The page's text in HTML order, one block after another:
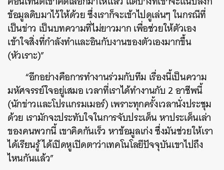
ข้อมูลดิบมาไว้ให้ด้วย ซึ่งเราก็จะเข้าไปดูเล่นๆ ในกรณีที่
เป็นข่าว เป็นบทความที่ไม่ยาวมาก เพื่อช่วยให้ตัวเอง
เข้าใจสิ่งที่กำลังทำและอินกับงานของตัวเองมากขึ้น
(หัวเราะ)”
“อีกอย่างคือการทำงานร่วมกับทีม เรื่องนี้เป็นความ
มหัศจรรย์ใจอยู่เสมอ เวลาที่เราได้ทำงานกับ 2 อาชีพนี้
(นักข่าวและโปรแกรมเมอร์) เพราะทุกครั้งเวลานั่งประชุม
ด้วย เรามักจะประทับใจในการจับประเด็น หาประเด็นเล่า
ของคนพวกนี้ เขาคิดกันเร็ว หาข้อมูลเก่ง ซึ่งมันช่วยให้เรา
ได้เรียนรู้ ได้เปิดหูเปิดตาว่าเทคโนโลยีปัจจุบันเขาไปถึง
ไหนกันแล้ว”